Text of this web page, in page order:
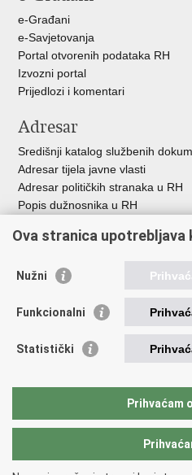
e-Građani
e-Savjetovanja
Portal otvorenih podataka RH
Izvozni portal
Prijedlozi i komentari
Adresar
Središnji katalog službenih
Adresar tijela javne vlasti
Adresar političkih stranaka u RH
Popis dužnosnika u RH
Pozivi za žurnu pomoć
Važne poveznice
Vlada Republike H
Strukturni i investicijski fondovi
Središnja agencija za
Predstavništvo Europske komisije
Europski parlament
Ova stranica upotrebljava
Nužni
Funkcionalni
Statistički
Prihvaćam